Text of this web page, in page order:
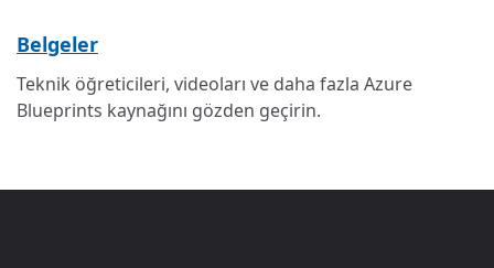
Belgeler
Teknik öğreticileri, videoları ve daha fazla Azure
Blueprints kaynağını gözden geçirin.